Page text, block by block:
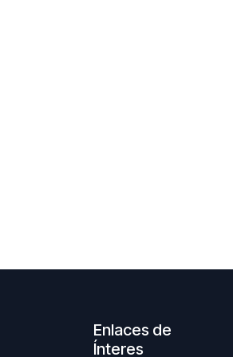
Enlaces de
Ínteres